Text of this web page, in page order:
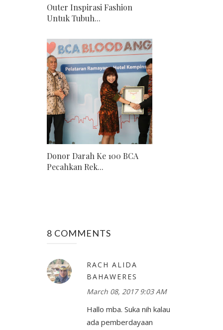
Outer Inspirasi Fashion
Untuk Tubuh...
Donor Darah Ke 100 BCA
Pecahkan Rek...
8 COMMENTS
RACH ALIDA
BAHAWERES
March 08, 2017 9:03 AM
Hallo mba. Suka nih kalau
ada pemberdayaan